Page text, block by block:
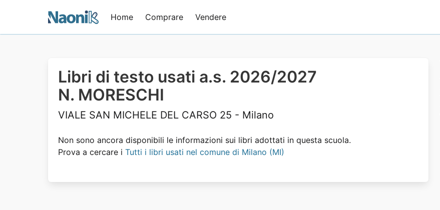
Home Comprare Vendere
Libri di testo usati a.s. 2026/2027
N. MORESCHI
VIALE SAN MICHELE DEL CARSO 25 - Milano
Non sono ancora disponibili le informazioni sui libri adottati in questa scuola.
Prova a cercare i Tutti i libri usati nel comune di Milano (MI)